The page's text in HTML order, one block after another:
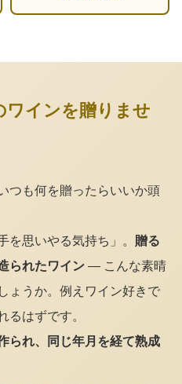
ワインを贈りませ
つも何を贈ったらいいか頭
を思いやる気持ち」。 贈る
られたワイン — こんな素晴
ょうか。例えワイン好きで
るはずです。
られ、同じ年月を経て熟成